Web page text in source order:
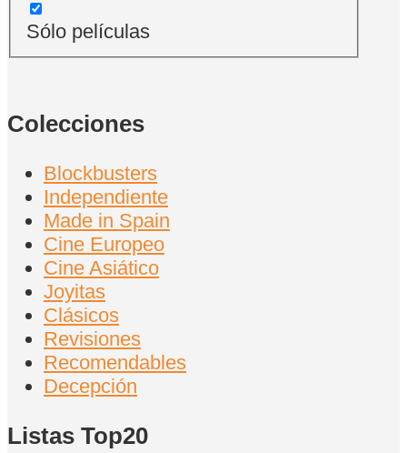
Sólo películas
Colecciones
Blockbusters
Independiente
Made in Spain
Cine Europeo
Cine Asiático
Joyitas
Clásicos
Revisiones
Recomendables
Decepción
Listas Top20